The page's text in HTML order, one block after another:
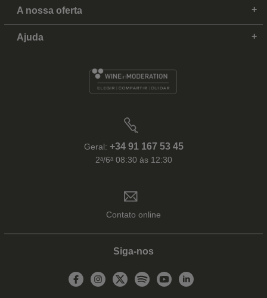
A nossa oferta
Ajuda
Geral: +34 91 167 53 45
2ᵃ/6ᵃ 08:30 às 12:30
Contato online
Siga-nos